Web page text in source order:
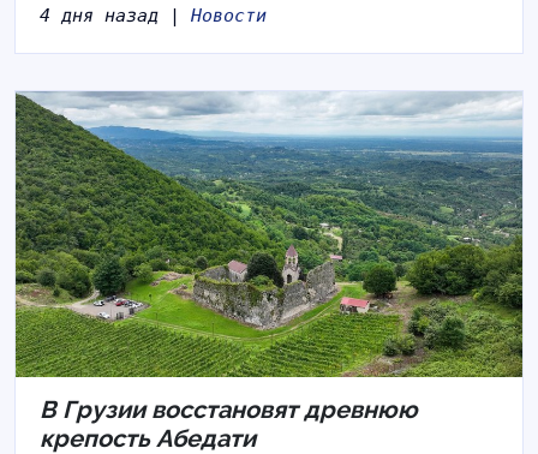
4 дня назад | Новости
В Грузии восстановят древнюю
крепость Абедати